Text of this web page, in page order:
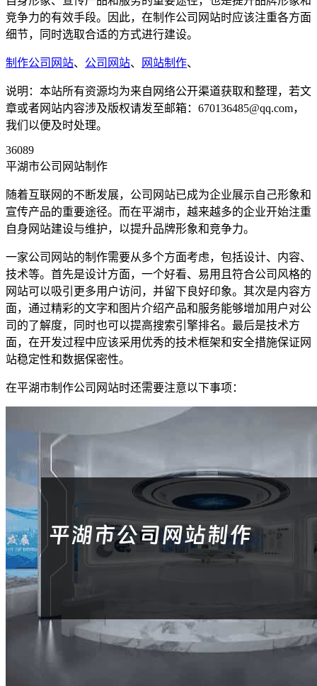
竞争力的有效手段。因此，在制作公司网站时应该注重各方面
细节，同时选取合适的方式进行建设。
制作公司网站、 公司网站、 网站制作、
说明：本站所有资源均为来自网络公开渠道获取和整理，若文
章或者网站内容涉及版权请发至邮箱：670136485@qq.com，
我们以便及时处理。
36089
平湖市公司网站制作
随着互联网的不断发展，公司网站已成为企业展示自己形象和
宣传产品的重要途径。而在平湖市，越来越多的企业开始注重
自身网站建设与维护，以提升品牌形象和竞争力。
一家公司网站的制作需要从多个方面考虑，包括设计、内容、
技术等。首先是设计方面，一个好看、易用且符合公司风格的
网站可以吸引更多用户访问，并留下良好印象。其次是内容方
面，通过精彩的文字和图片介绍产品和服务能够增加用户对公
司的了解度，同时也可以提高搜索引擎排名。最后是技术方
面，在开发过程中应该采用优秀的技术框架和安全措施保证网
站稳定性和数据保密性。
在平湖市制作公司网站时还需要注意以下事项：